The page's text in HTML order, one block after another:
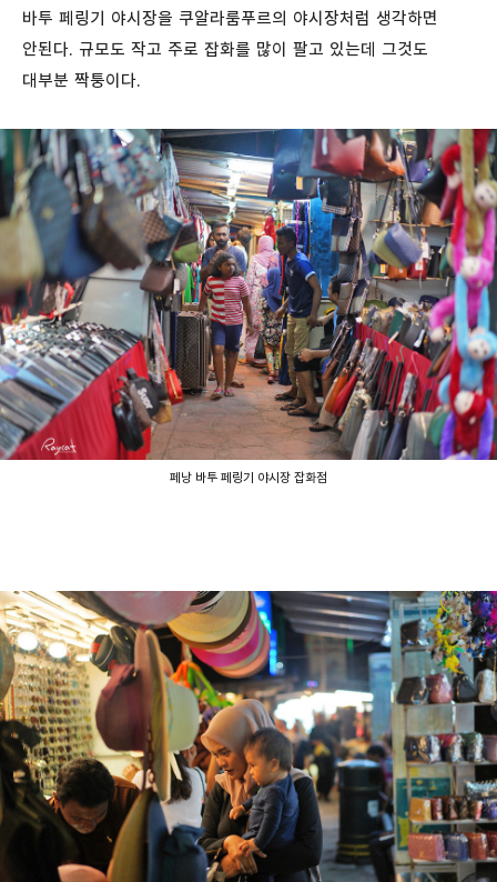
바투 페링기 야시장을 쿠알라룸푸르의 야시장처럼 생각하면
안된다. 규모도 작고 주로 잡화를 많이 팔고 있는데 그것도
대부분 짝퉁이다.
페낭 바투 페링기 야시장 잡화점